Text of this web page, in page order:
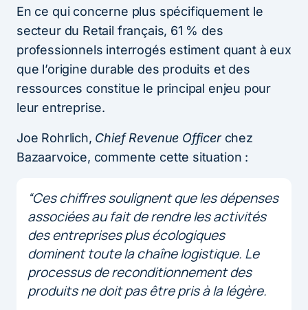
En ce qui concerne plus spécifiquement le
secteur du Retail français, 61 % des
professionnels interrogés estiment quant à eux
que l’origine durable des produits et des
ressources constitue le principal enjeu pour
leur entreprise.
Joe Rohrlich, Chief Revenue Officerchez
Bazaarvoice, commente cette situation :
“Ces chiffres soulignent que les dépenses
associées au fait de rendre les activités
des entreprises plus écologiques
dominent toute la chaîne logistique. Le
processus de reconditionnement des
produits ne doit pas être pris à la légère.